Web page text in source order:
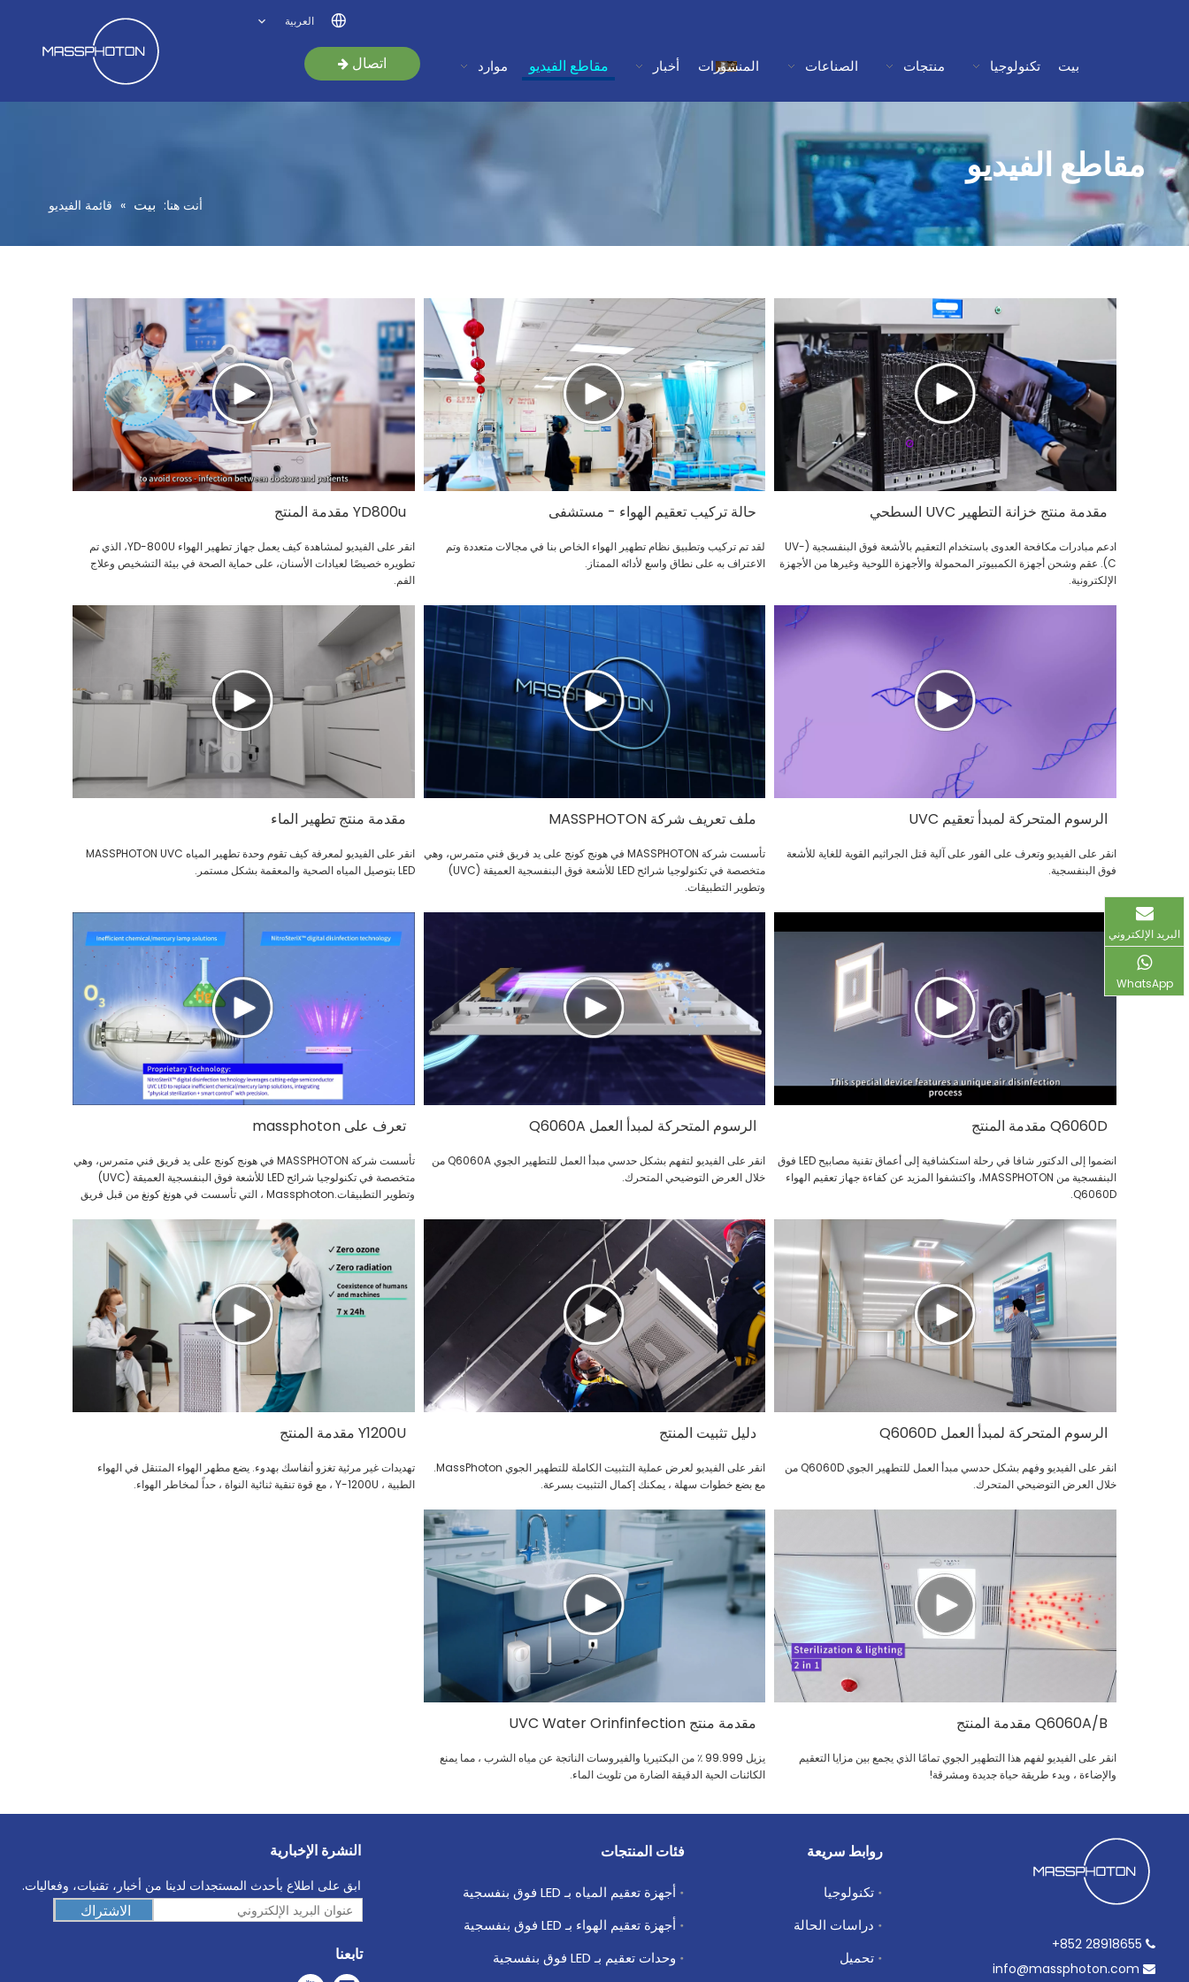
العربية
بيت تكنولوجيا منتجات الصناعات المنشورات أخبار مقاطع الفيديو موارد اتصال
مقاطع الفيديو
أنت هنا: بيت » قائمة الفيديو
مقدمة منتج خزانة التطهير UVC السطحي
ادعم مبادرات مكافحة العدوى باستخدام التعقيم بالأشعة فوق البنفسجية (UV-
C). عقم وشحن أجهزة الكمبيوتر المحمولة والأجهزة اللوحية وغيرها من الأجهزة
الإلكترونية.
حالة تركيب تعقيم الهواء - مستشفى
لقد تم تركيب وتطبيق نظام تطهير الهواء الخاص بنا في مجالات متعددة وتم
الاعتراف به على نطاق واسع لأدائه الممتاز.
YD800u مقدمة المنتج
انقر على الفيديو لمشاهدة كيف يعمل جهاز تطهير الهواء YD-800U، الذي تم
تطويره خصيصًا لعيادات الأسنان، على حماية الصحة في بيئة التشخيص وعلاج
الفم.
الرسوم المتحركة لمبدأ تعقيم UVC
انقر على الفيديو وتعرف على الفور على آلية قتل الجراثيم القوية للغاية للأشعة
فوق البنفسجية.
ملف تعريف شركة MASSPHOTON
تأسست شركة MASSPHOTON في هونج كونج على يد فريق فني متمرس، وهي
متخصصة في تكنولوجيا شرائح LED للأشعة فوق البنفسجية العميقة (UVC)
وتطوير التطبيقات.
مقدمة منتج تطهير الماء
انقر على الفيديو لمعرفة كيف تقوم وحدة تطهير المياه MASSPHOTON UVC
LED بتوصيل المياه الصحية والمعقمة بشكل مستمر.
Q6060D مقدمة المنتج
انضموا إلى الدكتور شافا في رحلة استكشافية إلى أعماق تقنية مصابيح LED فوق
البنفسجية من MASSPHOTON، واكتشفوا المزيد عن كفاءة جهاز تعقيم الهواء
Q6060D.
الرسوم المتحركة لمبدأ العمل Q6060A
انقر على الفيديو لتفهم بشكل حدسي مبدأ العمل للتطهير الجوي Q6060A من
خلال العرض التوضيحي المتحرك.
تعرف على massphoton
تأسست شركة MASSPHOTON في هونج كونج على يد فريق فني متمرس، وهي
متخصصة في تكنولوجيا شرائح LED للأشعة فوق البنفسجية العميقة (UVC)
وتطوير التطبيقات.Massphoton ، التي تأسست في هونغ كونغ من قبل فريق
الرسوم المتحركة لمبدأ العمل Q6060D
انقر على الفيديو وفهم بشكل حدسي مبدأ العمل للتطهير الجوي Q6060D من
خلال العرض التوضيحي المتحرك.
دليل تثبيت المنتج
انقر على الفيديو لعرض عملية التثبيت الكاملة للتطهير الجوي MassPhoton.
مع بضع خطوات سهلة ، يمكنك إكمال التثبيت بسرعة.
Y1200U مقدمة المنتج
تهديدات غير مرئية تغزو أنفاسك بهدوء. يضع مطهر الهواء المتنقل في الهواء
الطبية ، Y-1200U ، مع قوة تنقية ثنائية النواة ، حداً لمخاطر الهواء.
Q6060A/B مقدمة المنتج
انقر على الفيديو لفهم هذا التطهير الجوي تمامًا الذي يجمع بين مزايا التعقيم
والإضاءة ، وبدء طريقة حياة جديدة ومشرقة!
مقدمة منتج UVC Water Orinfinfection
يزيل 99.999 ٪ من البكتيريا والفيروسات الناتجة عن مياه الشرب ، مما يمنع
الكائنات الحية الدقيقة الضارة من تلويث الماء.


روابط سريعة
تكنولوجيا
دراسات الحالة
تحميل
فئات المنتجات
أجهزة تعقيم المياه بـ LED فوق بنفسجية
أجهزة تعقيم الهواء بـ LED فوق بنفسجية
وحدات تعقيم بـ LED فوق بنفسجية
النشرة الإخبارية
ابق على اطلاع بأحدث المستجدات لدينا من أخبار، تقنيات، وفعاليات.
الاشتراك
تابعنا
البريد الإلكتروني
WhatsApp